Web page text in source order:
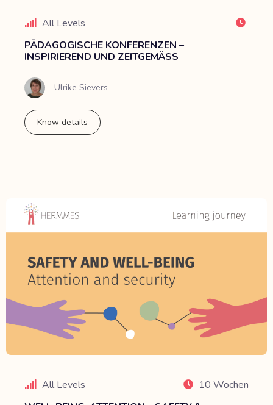
All Levels
PÄDAGOGISCHE KONFERENZEN –
INSPIRIEREND UND ZEITGEMÄSS
Ulrike Sievers
Know details
All Levels
10 Wochen